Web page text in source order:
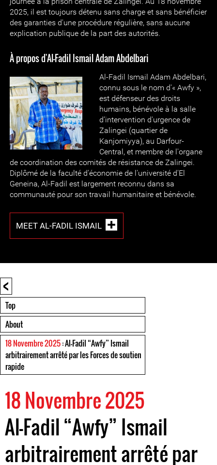
2025, il est toujours détenu sans charge et sans bénéficier
des garanties d'une procédure régulière, sans aucune
explication publique de la part des autorités.
À propos d'Al-Fadil Ismail Adam Abdelbari
Al-Fadil Ismail Adam Abdelbari,
connu sous le nom d'« Awfy »,
est défenseur des droits
humains, bénévole à la salle
d’intervention d'urgence de
Zalingei (quartier de
Kanjomiyya), au Darfour-
Central, et membre de l'organe
de coordination des comités de résistance de Zalingei.
Diplômé de la faculté d'économie de l'université d'El
Geneina, Al-Fadil est largement reconnu dans sa
communauté pour son travail humanitaire et bénévole.
MEET AL-FADIL ISMAIL
<
Top
About
18 Novembre 2025: Al-Fadil “Awfy” Ismail
arbitrairement arrêté par les Forces de soutien
rapide
18 Novembre 2025
Al-Fadil “Awfy” Ismail
arbitrairement arrêté par